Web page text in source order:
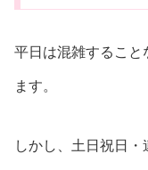
平日は混雑すること
ます。
しかし、土日祝日